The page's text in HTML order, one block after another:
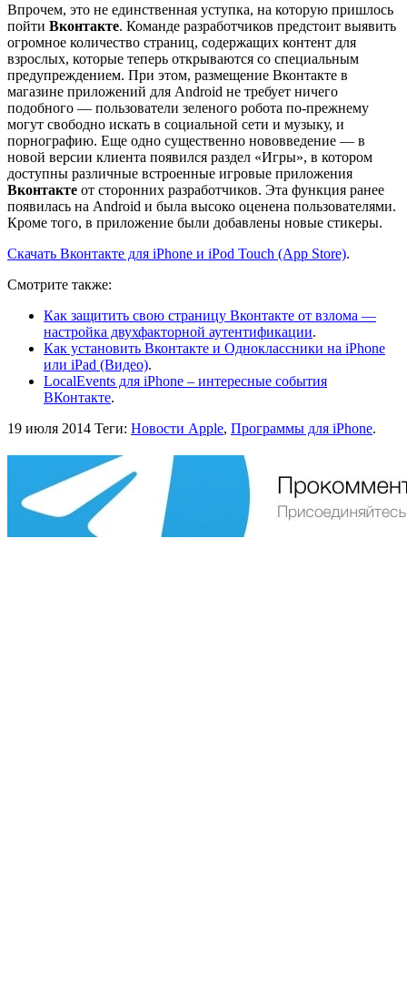
Впрочем, это не единственная уступка, на которую пришлось
пойти Вконтакте. Команде разработчиков предстоит выявить
огромное количество страниц, содержащих контент для
взрослых, которые теперь открываются со специальным
предупреждением. При этом, размещение Вконтакте в
магазине приложений для Android не требует ничего
подобного — пользователи зеленого робота по-прежнему
могут свободно искать в социальной сети и музыку, и
порнографию. Еще одно существенно нововведение — в
новой версии клиента появился раздел «Игры», в котором
доступны различные встроенные игровые приложения
Вконтакте от сторонних разработчиков. Эта функция ранее
появилась на Android и была высоко оценена пользователями.
Кроме того, в приложение были добавлены новые стикеры.
Скачать Вконтакте для iPhone и iPod Touch (App Store).
Смотрите также:
Как защитить свою страницу Вконтакте от взлома —
настройка двухфакторной аутентификации.
Как установить Вконтакте и Одноклассники на iPhone
или iPad (Видео).
LocalEvents для iPhone – интересные события
ВКонтакте.
19 июля 2014 Теги: Новости Apple, Программы для iPhone.